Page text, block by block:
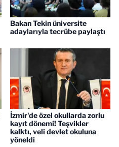
Bakan Tekin üniversite
adaylarıyla tecrübe paylaştı
İzmir'de özel okullarda zorlu
kayıt dönemi! Teşvikler
kalktı, veli devlet okuluna
yöneldi